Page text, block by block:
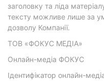
заголовку та ліда
тексту можливе лише за
дозволу Компанії.
ТОВ «ФОКУС МЕДІА»
Онлайн-медіа ФОКУС
Ідентифікатор онлайн-